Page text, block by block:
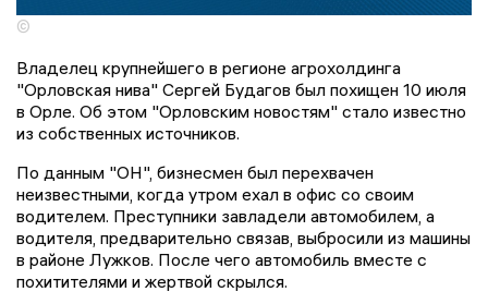
©
Владелец крупнейшего в регионе агрохолдинга
"Орловская нива" Сергей Будагов был похищен 10 июля
в Орле. Об этом "Орловским новостям" стало известно
из собственных источников.
По данным "ОН", бизнесмен был перехвачен
неизвестными, когда утром ехал в офис со своим
водителем. Преступники завладели автомобилем, а
водителя, предварительно связав, выбросили из машины
в районе Лужков. После чего автомобиль вместе с
похитителями и жертвой скрылся.